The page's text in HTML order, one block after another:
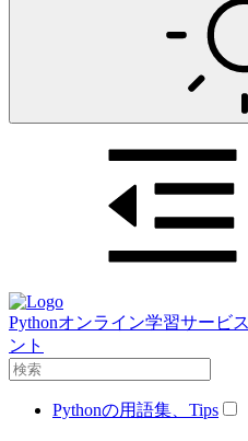
Pythonオンライン学習サービ
ント
Pythonの用語集、Tips